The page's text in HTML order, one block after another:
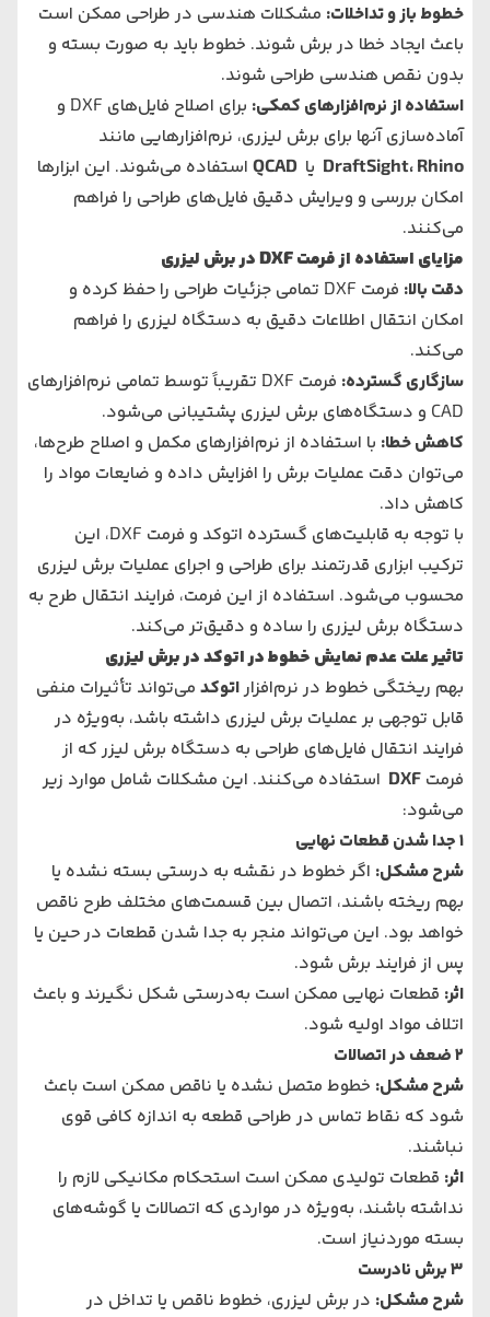
خطوط باز و تداخلات: مشکلات هندسی در طراحی ممکن است
باعث ایجاد خطا در برش شوند. خطوط باید به صورت بسته و
بدون نقص هندسی طراحی شوند.
استفاده از نرم‌افزارهای کمکی:
برای اصلاح فایل‌های DXF و
آماده‌سازی آنها برای برش لیزری، نرم‌افزارهایی مانند
DraftSight،Rhino یا
استفاده می‌شوند. این ابزارها
امکان بررسی و ویرایش دقیق فایل‌های طراحی را فراهم
می‌کنند.
مزایای استفاده از فرمت
در برش لیزری
دقت بالا:
فرمت DXF تمامی جزئیات طراحی را حفظ کرده و
امکان انتقال اطلاعات دقیق به دستگاه لیزری را فراهم
می‌کند.
سازگاری گسترده:
فرمت DXF تقریباً توسط تمامی نرم‌افزارهای
CAD و دستگاه‌های برش لیزری پشتیبانی می‌شود.
کاهش خطا: با استفاده از نرم‌افزارهای مکمل و اصلاح طرح‌ها،
می‌توان دقت عملیات برش را افزایش داده و ضایعات مواد را
کاهش داد.
با توجه به قابلیت‌های گسترده اتوکد و فرمت DXF، این
ترکیب ابزاری قدرتمند برای طراحی و اجرای عملیات برش لیزری
محسوب می‌شود. استفاده از این فرمت، فرایند انتقال طرح به
دستگاه برش لیزری را ساده و دقیق‌تر می‌کند.
تاثیر علت عدم نمایش خطوط در اتوکد در برش لیزری
بهم ریختگی خطوط در نرم‌افزاراتوکد می‌تواند تأثیرات منفی
قابل توجهی بر عملیات برش لیزری داشته باشد، به‌ویژه در
فرایند انتقال فایل‌های طراحی به دستگاه برش لیزرکه از
فرمت DXF استفاده می‌کنند. این مشکلات شامل موارد زیر
می‌شود:
1جدا شدن قطعات نهایی
شرح مشکل: اگر خطوط در نقشه به درستی بسته نشده یا
بهم ریخته باشند، اتصال بین قسمت‌های مختلف طرح ناقص
خواهد بود. این می‌تواند منجر به جدا شدن قطعات در حین یا
پس از فرایند برش شود.
اثر: قطعات نهایی ممکن است به‌درستی شکل نگیرند و باعث
اتلاف مواد اولیه شود.
2ضعف در اتصالات
شرح مشکل: خطوط متصل نشده یا ناقص ممکن است باعث
شود که نقاط تماس در طراحی قطعه به اندازه کافی قوی
نباشند.
اثر: قطعات تولیدی ممکن است استحکام مکانیکی لازم را
نداشته باشند، به‌ویژه در مواردی که اتصالات یا گوشه‌های
بسته موردنیاز است.
3برش نادرست
شرح مشکل: در برش لیزری، خطوط ناقص یا تداخل در